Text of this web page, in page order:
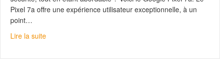
Pixel 7a offre une expérience utilisateur exceptionnelle, à un
point…
Lire la suiteabout Google Pixel 7a : Rapide, sécuritaire,